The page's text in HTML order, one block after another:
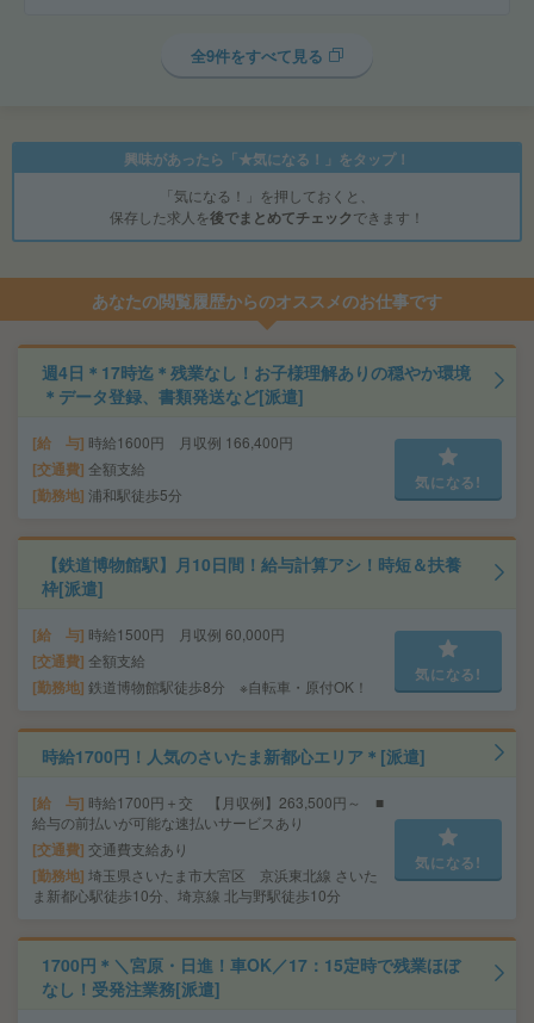
全9件をすべて見る
興味があったら「★気になる！」をタップ！
「気になる！」を押しておくと、
保存した求人を後でまとめてチェックできます！
あなたの閲覧履歴からのオススメのお仕事です
週4日＊17時迄＊残業なし！お子様理解ありの穏やか環境
＊データ登録、書類発送など[派遣]
給 与 時給1600円 月収例 166,400円
交通費 全額支給
勤務地 浦和駅徒歩5分
気になる!
【鉄道博物館駅】月10日間！給与計算アシ！時短＆扶養
枠[派遣]
給 与 時給1500円 月収例 60,000円
交通費 全額支給
勤務地 鉄道博物館駅徒歩8分 ※自転車・原付OK！
気になる!
時給1700円！人気のさいたま新都心エリア＊[派遣]
給 与 時給1700円＋交 【月収例】263,500円～ ■
給与の前払いが可能な速払いサービスあり
交通費 交通費支給あり
勤務地 埼玉県さいたま市大宮区 京浜東北線 さいた
ま新都心駅徒歩10分、埼京線 北与野駅徒歩10分
気になる!
1700円＊＼宮原・日進！車OK／17：15定時で残業ほぼ
なし！受発注業務[派遣]